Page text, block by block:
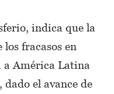
indica que la
fracasos en
a América Latina
dado el avance de